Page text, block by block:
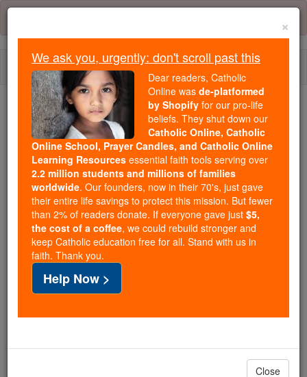
Skip
content
We ask you, urgently: don't scroll past this
Dear readers, Catholic Online
wasde-platformed by Shopify
for our pro-life beliefs. They
shut down ourCatholic
Online, Catholic Online School, Prayer Candles, and
Catholic Online Learning Resourcesessential faith
tools serving over2.2 million students and millions of
families worldwide. Our founders, now in their 70's,
just gave their entire life savings to protect this mission.
But fewer than 2% of readers donate. If everyone gave
just$5, the cost of a coffee, we could rebuild stronger
in faith. Thank you.DONATE TODAY >
×
We ask you, urgently: don't scroll past this
Dear readers, Catholic
Online was de-platformed
by Shopify for our pro-life
beliefs. They shut down our
Catholic Online, Catholic
Online School, Prayer Candles, and Catholic Online
Learning Resources essential faith tools serving over
2.2 million students and millions of families
worldwide. Our founders, now in their 70's, just gave
their entire life savings to protect this mission. But fewer
than 2% of readers donate. If everyone gave just $5,
the cost of a coffee, we could rebuild stronger and
keep Catholic education free for all. Stand with us in
faith. Thank you.
Help Now >
Close